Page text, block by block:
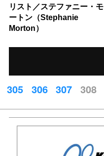
リスト／ステファニー・モ
ートン（Stephanie
Morton）
305 306 307 308